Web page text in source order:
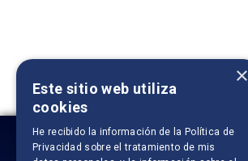
×
Este sitio web utiliza
cookies
He recibido la información de la Política de
Privacidad sobre el tratamiento de mis